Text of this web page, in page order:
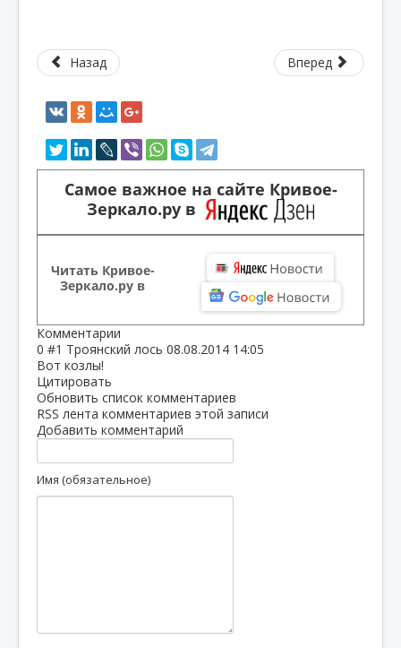
Назад Вперед
Самое важное на сайте Кривое-
Зеркало.ру в
Читать Кривое-
Зеркало.ру в
Комментарии
0 #1 Троянский лось 08.08.2014 14:05
Вот козлы!
Цитировать
Обновить список комментариев
RSS лента комментариев этой записи
Добавить комментарий
Имя (обязательное)